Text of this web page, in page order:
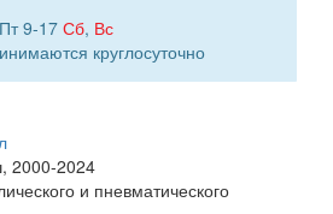
9-17 Сб, Вс
круглосуточно
2024
и пневматического